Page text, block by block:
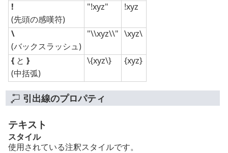
!
(先頭の感嘆符)
"!xyz" !xyz
\
(バックスラッシュ)
"\\xyz\\" \xyz\
{ と }
(中括弧)
\{xyz\} {xyz}
引出線のプロパティ
テキスト
スタイル
使用されている注釈スタイルです。